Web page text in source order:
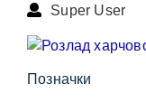
Super User
Позначки